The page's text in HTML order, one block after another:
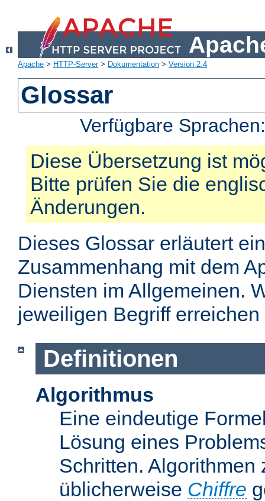
Apache > HTTP-Server> Dokumentation > Version 2.4
Glossar
Verfügbare
Diese Übersetzung ist
Bitte prüfen Sie die
Änderungen.
Dieses Glossar erläutert
Zusammenhang mit dem
Diensten im Allgemeinen.
jeweiligen Begriff
Definitionen
Algorithmus
Eine eindeutige
Lösung eines
Schritten.
üblicherweise Chiffre